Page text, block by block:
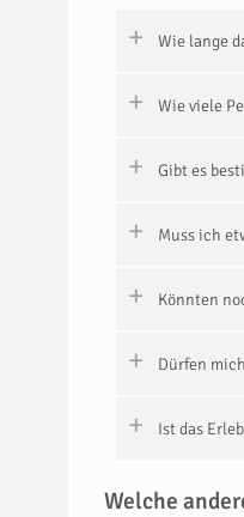
Wie lange
Wie viele
Gibt es
Muss ich
Könnten
Dürfen
Ist das
Welche